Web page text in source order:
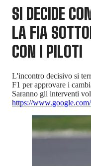
SI DECIDE
LA FIA
CON I PILOTI
L'incontro decisivo si
F1 per approvare i
Saranno gli interventi
https://